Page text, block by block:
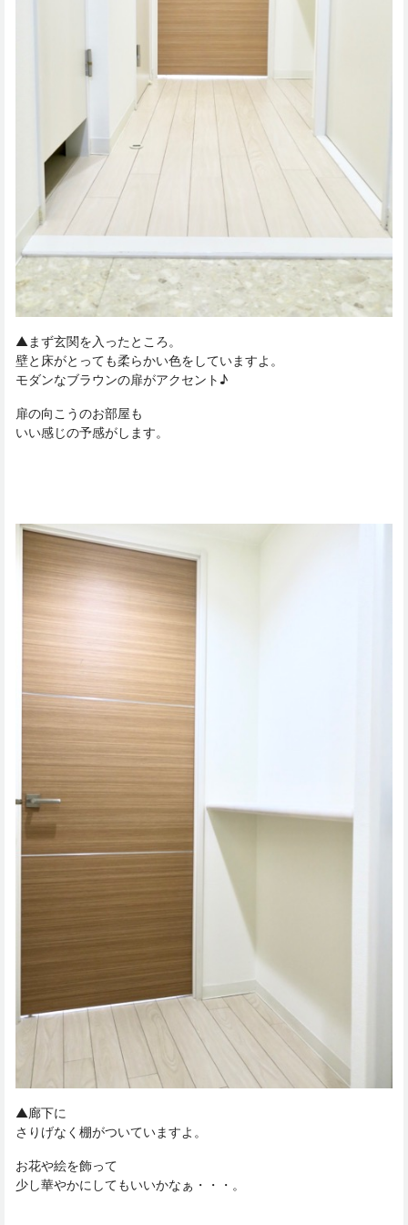
▲まず玄関を入ったところ。
壁と床がとっても柔らかい色をしていますよ。
モダンなブラウンの扉がアクセント♪
扉の向こうのお部屋も
いい感じの予感がします。
▲廊下に
さりげなく棚がついていますよ。
お花や絵を飾って
少し華やかにしてもいいかなぁ・・・。